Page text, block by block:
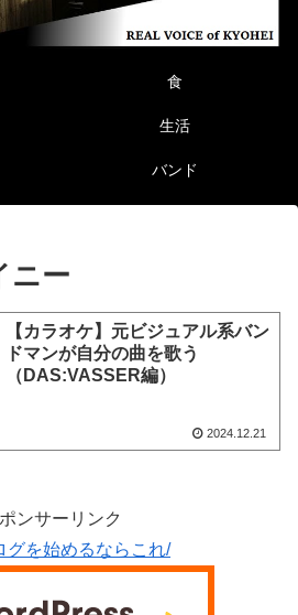
食
生活
バンド
ニー
【カラオケ】元ビジュアル系バン
ドマンが自分の曲を歌う
（DAS:VASSER編）
2024.12.21
ンサーリンク
グを始めるならこれ/